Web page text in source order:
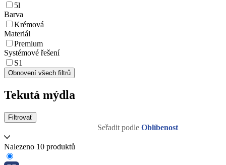
5l
Barva
Krémová
Materiál
Premium
Systémové řešení
S1
Obnovení všech filtrů
Tekutá mýdla
Filtrovať
Seřadit podle Oblíbenost
Nalezeno 10 produktů